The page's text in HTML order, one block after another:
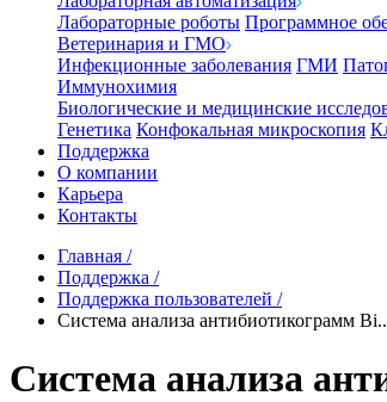
Лабораторные роботы Программное
Ветеринария и ГМО
Инфекционные заболевания ГМИ
Иммунохимия
Биологические и медицинские
Генетика Конфокальная микроскопия
Поддержка
О компании
Карьера
Контакты
Главная /
Поддержка /
Поддержка пользователей /
Система анализа антибиотикограмм
Система анализа